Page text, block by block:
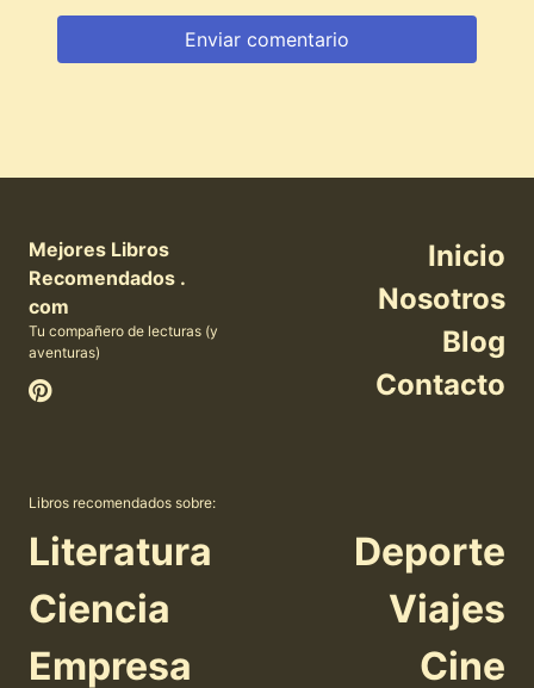
Mejores Libros
Recomendados .
com
Tu compañero de lecturas (y
aventuras)
Inicio
Nosotros
Blog
Contacto
Libros recomendados sobre:
Literatura
Ciencia
Empresa
Deporte
Viajes
Cine